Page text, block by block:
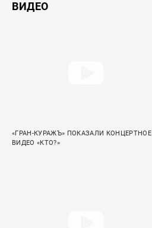
ВИДЕО
«ГРАН-КУРАЖЪ» ПОКАЗАЛИ КОНЦЕРТНОЕ
ВИДЕО «КТО?»